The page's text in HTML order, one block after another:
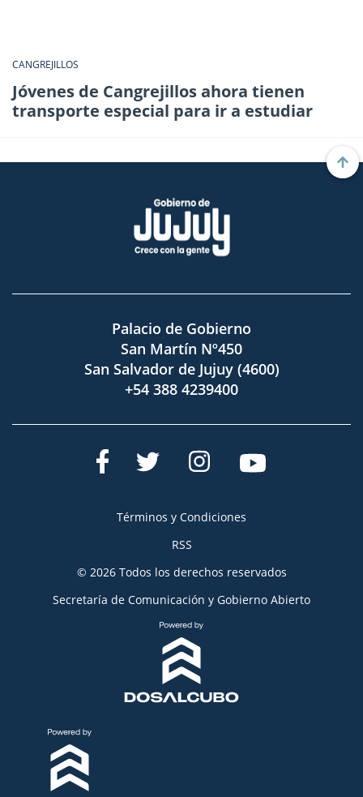
CANGREJILLOS
Jóvenes de Cangrejillos ahora tienen
transporte especial para ir a estudiar
Palacio de Gobierno
San Martín Nº450
San Salvador de Jujuy (4600)
+54 388 4239400
Términos y Condiciones
RSS
© 2026 Todos los derechos reservados
Secretaría de Comunicación y Gobierno Abierto